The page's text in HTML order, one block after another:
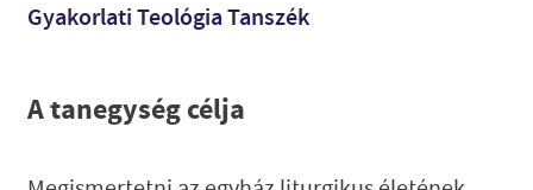
Gyakorlati Teológia Tanszék
A tanegység célja